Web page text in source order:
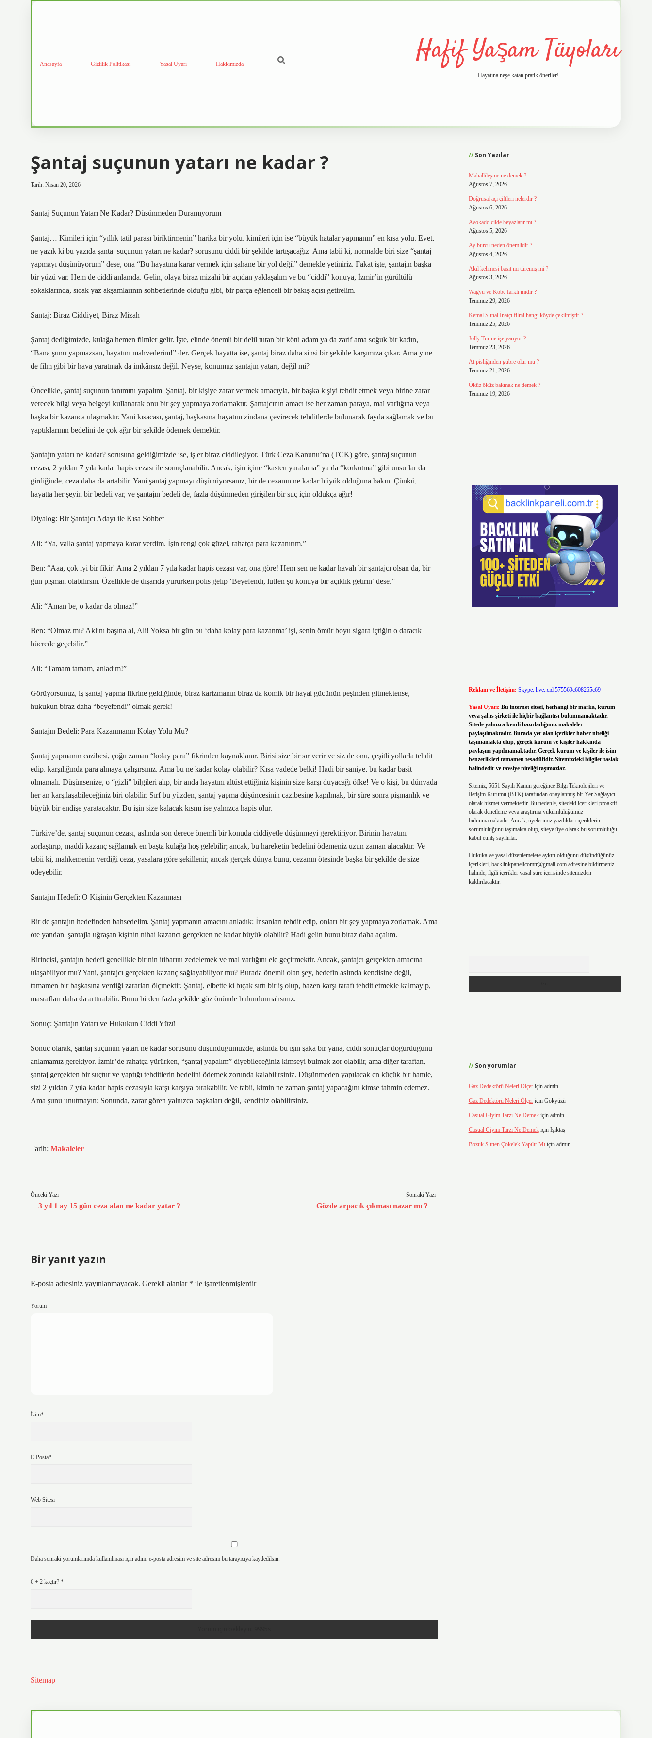
Anasayfa Gizlilik Politikası Yasal Uyarı Hakkımızda Hafif Yaşam Tüyoları
Hayatına neşe katan pratik öneriler!
Şantaj suçunun yatarı ne kadar ?
Tarih: Nisan 20, 2026
Şantaj Suçunun Yatarı Ne Kadar? Düşünmeden Duramıyorum
Şantaj… Kimileri için “yıllık tatil parası biriktirmenin” harika bir yolu, kimileri için ise “büyük hatalar yapmanın” en kısa yolu. Evet,
ne yazık ki bu yazıda şantaj suçunun yatarı ne kadar? sorusunu ciddi bir şekilde tartışacağız. Ama tabii ki, normalde biri size “şantaj
yapmayı düşünüyorum” dese, ona “Bu hayatına karar vermek için şahane bir yol değil” demekle yetiniriz. Fakat işte, şantajın başka
bir yüzü var. Hem de ciddi anlamda. Gelin, olaya biraz mizahi bir açıdan yaklaşalım ve bu “ciddi” konuya, İzmir’in gürültülü
sokaklarında, sıcak yaz akşamlarının sohbetlerinde olduğu gibi, bir parça eğlenceli bir bakış açısı getirelim.
Şantaj: Biraz Ciddiyet, Biraz Mizah
Şantaj dediğimizde, kulağa hemen filmler gelir. İşte, elinde önemli bir delil tutan bir kötü adam ya da zarif ama soğuk bir kadın,
“Bana şunu yapmazsan, hayatını mahvederim!” der. Gerçek hayatta ise, şantaj biraz daha sinsi bir şekilde karşımıza çıkar. Ama yine
de film gibi bir hava yaratmak da imkânsız değil. Neyse, konumuz şantajın yatarı, değil mi?
Öncelikle, şantaj suçunun tanımını yapalım. Şantaj, bir kişiye zarar vermek amacıyla, bir başka kişiyi tehdit etmek veya birine zarar
verecek bilgi veya belgeyi kullanarak onu bir şey yapmaya zorlamaktır. Şantajcının amacı ise her zaman paraya, mal varlığına veya
başka bir kazanca ulaşmaktır. Yani kısacası, şantaj, başkasına hayatını zindana çevirecek tehditlerde bulunarak fayda sağlamak ve bu
yaptıklarının bedelini de çok ağır bir şekilde ödemek demektir.
Şantajın yatarı ne kadar? sorusuna geldiğimizde ise, işler biraz ciddileşiyor. Türk Ceza Kanunu’na (TCK) göre, şantaj suçunun
cezası, 2 yıldan 7 yıla kadar hapis cezası ile sonuçlanabilir. Ancak, işin içine “kasten yaralama” ya da “korkutma” gibi unsurlar da
girdiğinde, ceza daha da artabilir. Yani şantaj yapmayı düşünüyorsanız, bir de cezanın ne kadar büyük olduğuna bakın. Çünkü,
hayatta her şeyin bir bedeli var, ve şantajın bedeli de, fazla düşünmeden girişilen bir suç için oldukça ağır!
Diyalog: Bir Şantajcı Adayı ile Kısa Sohbet
Ali: “Ya, valla şantaj yapmaya karar verdim. İşin rengi çok güzel, rahatça para kazanırım.”
Ben: “Aaa, çok iyi bir fikir! Ama 2 yıldan 7 yıla kadar hapis cezası var, ona göre! Hem sen ne kadar havalı bir şantajcı olsan da, bir
gün pişman olabilirsin. Özellikle de dışarıda yürürken polis gelip ‘Beyefendi, lütfen şu konuya bir açıklık getirin’ dese.”
Ali: “Aman be, o kadar da olmaz!”
Ben: “Olmaz mı? Aklını başına al, Ali! Yoksa bir gün bu ‘daha kolay para kazanma’ işi, senin ömür boyu sigara içtiğin o daracık
hücrede geçebilir.”
Ali: “Tamam tamam, anladım!”
Görüyorsunuz, iş şantaj yapma fikrine geldiğinde, biraz karizmanın biraz da komik bir hayal gücünün peşinden gitmektense,
hukukun biraz daha “beyefendi” olmak gerek!
Şantajın Bedeli: Para Kazanmanın Kolay Yolu Mu?
Şantaj yapmanın cazibesi, çoğu zaman “kolay para” fikrinden kaynaklanır. Birisi size bir sır verir ve siz de onu, çeşitli yollarla tehdit
edip, karşılığında para almaya çalışırsınız. Ama bu ne kadar kolay olabilir? Kısa vadede belki! Hadi bir saniye, bu kadar basit
olmamalı. Düşünsenize, o “gizli” bilgileri alıp, bir anda hayatını altüst ettiğiniz kişinin size karşı duyacağı öfke! Ve o kişi, bu dünyada
her an karşılaşabileceğiniz biri olabilir. Sırf bu yüzden, şantaj yapma düşüncesinin cazibesine kapılmak, bir süre sonra pişmanlık ve
büyük bir endişe yaratacaktır. Bu işin size kalacak kısmı ise yalnızca hapis olur.
Türkiye’de, şantaj suçunun cezası, aslında son derece önemli bir konuda ciddiyetle düşünmeyi gerektiriyor. Birinin hayatını
zorlaştırıp, maddi kazanç sağlamak en başta kulağa hoş gelebilir; ancak, bu hareketin bedelini ödemeniz uzun zaman alacaktır. Ve
tabii ki, mahkemenin verdiği ceza, yasalara göre şekillenir, ancak gerçek dünya bunu, cezanın ötesinde başka bir şekilde de size
ödeyebilir.
Şantajın Hedefi: O Kişinin Gerçekten Kazanması
Bir de şantajın hedefinden bahsedelim. Şantaj yapmanın amacını anladık: İnsanları tehdit edip, onları bir şey yapmaya zorlamak. Ama
öte yandan, şantajla uğraşan kişinin nihai kazancı gerçekten ne kadar büyük olabilir? Hadi gelin bunu biraz daha açalım.
Birincisi, şantajın hedefi genellikle birinin itibarını zedelemek ve mal varlığını ele geçirmektir. Ancak, şantajcı gerçekten amacına
ulaşabiliyor mu? Yani, şantajcı gerçekten kazanç sağlayabiliyor mu? Burada önemli olan şey, hedefin aslında kendisine değil,
tamamen bir başkasına verdiği zararları ölçmektir. Şantaj, elbette ki bıçak sırtı bir iş olup, bazen karşı tarafı tehdit etmekle kalmayıp,
masrafları daha da arttırabilir. Bunu birden fazla şekilde göz önünde bulundurmalısınız.
Sonuç: Şantajın Yatarı ve Hukukun Ciddi Yüzü
Sonuç olarak, şantaj suçunun yatarı ne kadar sorusunu düşündüğümüzde, aslında bu işin şaka bir yana, ciddi sonuçlar doğurduğunu
anlamamız gerekiyor. İzmir’de rahatça yürürken, “şantaj yapalım” diyebileceğiniz kimseyi bulmak zor olabilir, ama diğer taraftan,
şantaj gerçekten bir suçtur ve yaptığı tehditlerin bedelini ödemek zorunda kalabilirsiniz. Düşünmeden yapılacak en küçük bir hamle,
sizi 2 yıldan 7 yıla kadar hapis cezasıyla karşı karşıya bırakabilir. Ve tabii, kimin ne zaman şantaj yapacağını kimse tahmin edemez.
Ama şunu unutmayın: Sonunda, zarar gören yalnızca başkaları değil, kendiniz olabilirsiniz.
Tarih: Makaleler
Önceki Yazı
3 yıl 1 ay 15 gün ceza alan ne kadar yatar ?
Sonraki Yazı
Gözde arpacık çıkması nazar mı ?
Bir yanıt yazın
E-posta adresiniz yayınlanmayacak. Gerekli alanlar * ile işaretlenmişlerdir
Yorum
İsim*
E-Posta*
Web Sitesi
Daha sonraki yorumlarımda kullanılması için adım, e-posta adresim ve site adresim bu tarayıcıya kaydedilsin.
6 + 2 kaçtır? *
Sitemap
Son Yazılar
Mahallileşme ne demek ?
Ağustos 7, 2026
Doğrusal açı çiftleri nelerdir ?
Ağustos 6, 2026
Avokado cilde beyazlatır mı ?
Ağustos 5, 2026
Ay burcu neden önemlidir ?
Ağustos 4, 2026
Akıl kelimesi basit mi türemiş mi ?
Ağustos 3, 2026
Wagyu ve Kobe farklı mıdır ?
Temmuz 29, 2026
Kemal Sunal İnatçı filmi hangi köyde çekilmiştir ?
Temmuz 25, 2026
Jolly Tur ne işe yarıyor ?
Temmuz 23, 2026
At pisliğinden gübre olur mu ?
Temmuz 21, 2026
Öküz öküz bakmak ne demek ?
Temmuz 19, 2026
Reklam ve İletişim: Skype: live:.cid.575569c608265c69
Yasal Uyarı: Bu internet sitesi, herhangi bir marka, kurum
veya şahıs şirketi ile hiçbir bağlantısı bulunmamaktadır.
Sitede yalnızca kendi hazırladığımız makaleler
paylaşılmaktadır. Burada yer alan içerikler haber niteliği
taşımamakta olup, gerçek kurum ve kişiler hakkında
paylaşım yapılmamaktadır. Gerçek kurum ve kişiler ile isim
benzerlikleri tamamen tesadüfidir. Sitemizdeki bilgiler taslak
halindedir ve tavsiye niteliği taşımazlar.
Sitemiz, 5651 Sayılı Kanun gereğince Bilgi Teknolojileri ve
İletişim Kurumu (BTK) tarafından onaylanmış bir Yer Sağlayıcı
olarak hizmet vermektedir. Bu nedenle, sitedeki içerikleri proaktif
olarak denetleme veya araştırma yükümlülüğümüz
bulunmamaktadır. Ancak, üyelerimiz yazdıkları içeriklerin
sorumluluğunu taşımakta olup, siteye üye olarak bu sorumluluğu
kabul etmiş sayılırlar.
Hukuka ve yasal düzenlemelere aykırı olduğunu düşündüğünüz
içerikleri, backlinkpanelicomtr@gmail.comadresine bildirmeniz
halinde, ilgili içerikler yasal süre içerisinde sitemizden
kaldırılacaktır.
Son yorumlar
Gaz Dedektörü Neleri Ölçeriçin admin
Gaz Dedektörü Neleri Ölçeriçin Gökyüzü
Casual Giyim Tarzı Ne Demekiçin admin
Casual Giyim Tarzı Ne Demekiçin Işıktaş
Bozuk Sütten Çökelek Yapılır Mıiçin admin